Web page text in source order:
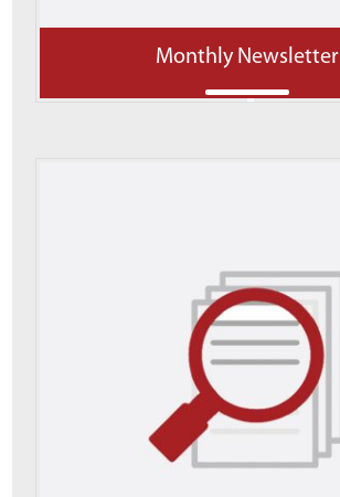
Monthly Newsletter